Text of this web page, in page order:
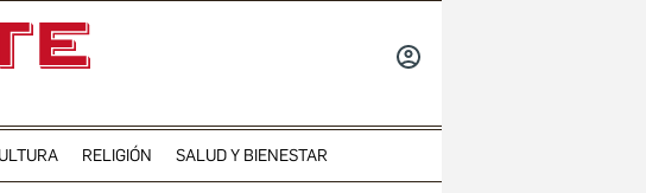
RELIGIÓN SALUD Y BIENESTAR